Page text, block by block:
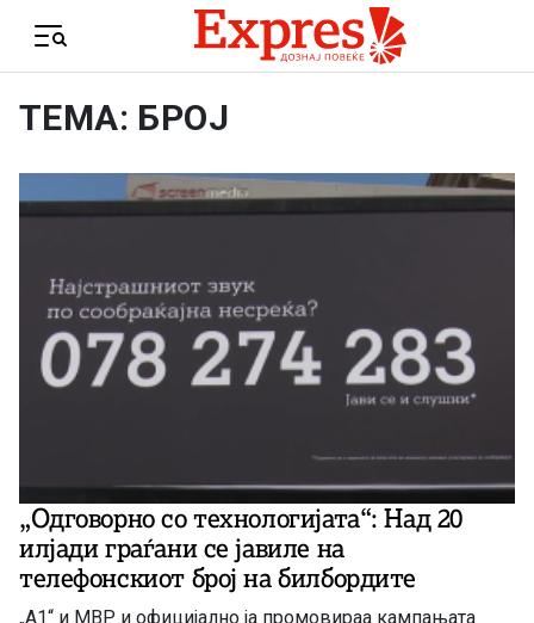
Menu
ТЕМА: БРОЈ
„Одговорно со технологијата“: Над 20
илјади граѓани се јавиле на
телефонскиот број на билбордите
„А1“ и МВР и официјално ја промовираа кампањата